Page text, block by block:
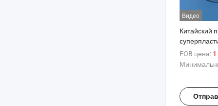
Видео
Китайский
основе
FOB цена: 1